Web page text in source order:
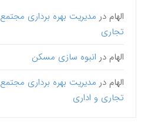
الهام در مدیریت بهره برداری مجتمع
تجاری
الهام در انبوه سازی مسکن
الهام در مدیریت بهره برداری مجتمع
تجاری و اداری